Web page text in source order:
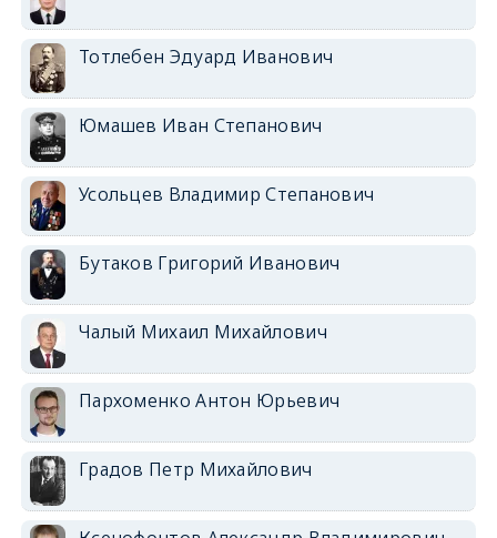
Тотлебен Эдуард Иванович
Юмашев Иван Степанович
Усольцев Владимир Степанович
Бутаков Григорий Иванович
Чалый Михаил Михайлович
Пархоменко Антон Юрьевич
Градов Петр Михайлович